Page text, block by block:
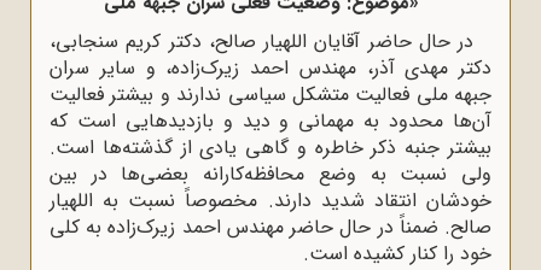
در حال حاضر آقایان اللهیار صالح، دکتر کریم سنجابی،
دکتر مهدی آذر، مهندس احمد زیرک‌زاده، و سایر سران
جبهه ملی فعالیت متشکل سیاسی ندارند و بیشتر فعالیت
آن‌ها محدود به مهمانی و دید و بازدیدهایی است که
بیشتر جنبه ذکر خاطره و گاهی یادی از گذشته‌ها است.
ولی نسبت به وضع محافظه‌کارانه بعضی‌ها در بین
خودشان انتقاد شدید دارند. مخصوصاً نسبت به اللهیار
صالح. ضمناً در حال حاضر مهندس احمد زیرک‌زاده به کلی
خود را کنار کشیده است.